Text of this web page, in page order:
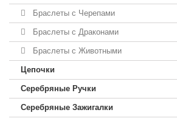
Браслеты с Черепами
Браслеты с Драконами
Браслеты с Животными
Цепочки
Серебряные Ручки
Серебряные Зажигалки